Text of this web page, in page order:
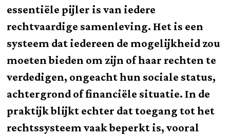
essentiële pijler is van iedere
rechtvaardige samenleving. Het is een
systeem dat iedereen de mogelijkheid zou
moeten bieden om zijn of haar rechten te
verdedigen, ongeacht hun sociale status,
achtergrond of financiële situatie. In de
praktijk blijkt echter dat toegang tot het
rechtssysteem vaak beperkt is, vooral